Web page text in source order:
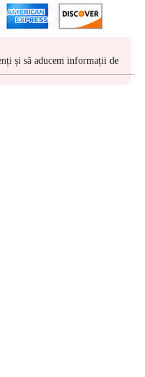
și să aducem informații de